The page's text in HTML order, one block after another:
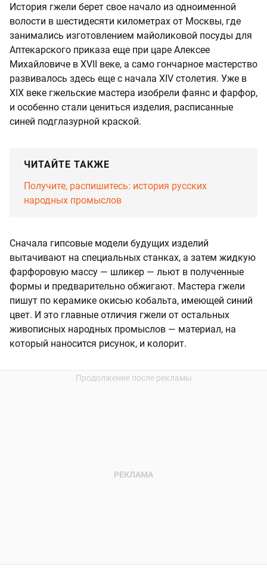
История гжели берет свое начало из одноименной
волости в шестидесяти километрах от Москвы, где
занимались изготовлением майоликовой посуды для
Аптекарского приказа еще при царе Алексее
Михайловиче в XVII веке, а само гончарное мастерство
развивалось здесь еще с начала XIV столетия. Уже в
XIX веке гжельские мастера изобрели фаянс и фарфор,
и особенно стали цениться изделия, расписанные
синей подглазурной краской.
ЧИТАЙТЕ ТАКЖЕ
Получите, распишитесь: история русских
народных промыслов
Сначала гипсовые модели будущих изделий
вытачивают на специальных станках, а затем жидкую
фарфоровую массу — шликер — льют в полученные
формы и предварительно обжигают. Мастера гжели
пишут по керамике окисью кобальта, имеющей синий
цвет. И это главные отличия гжели от остальных
живописных народных промыслов — материал, на
который наносится рисунок, и колорит.